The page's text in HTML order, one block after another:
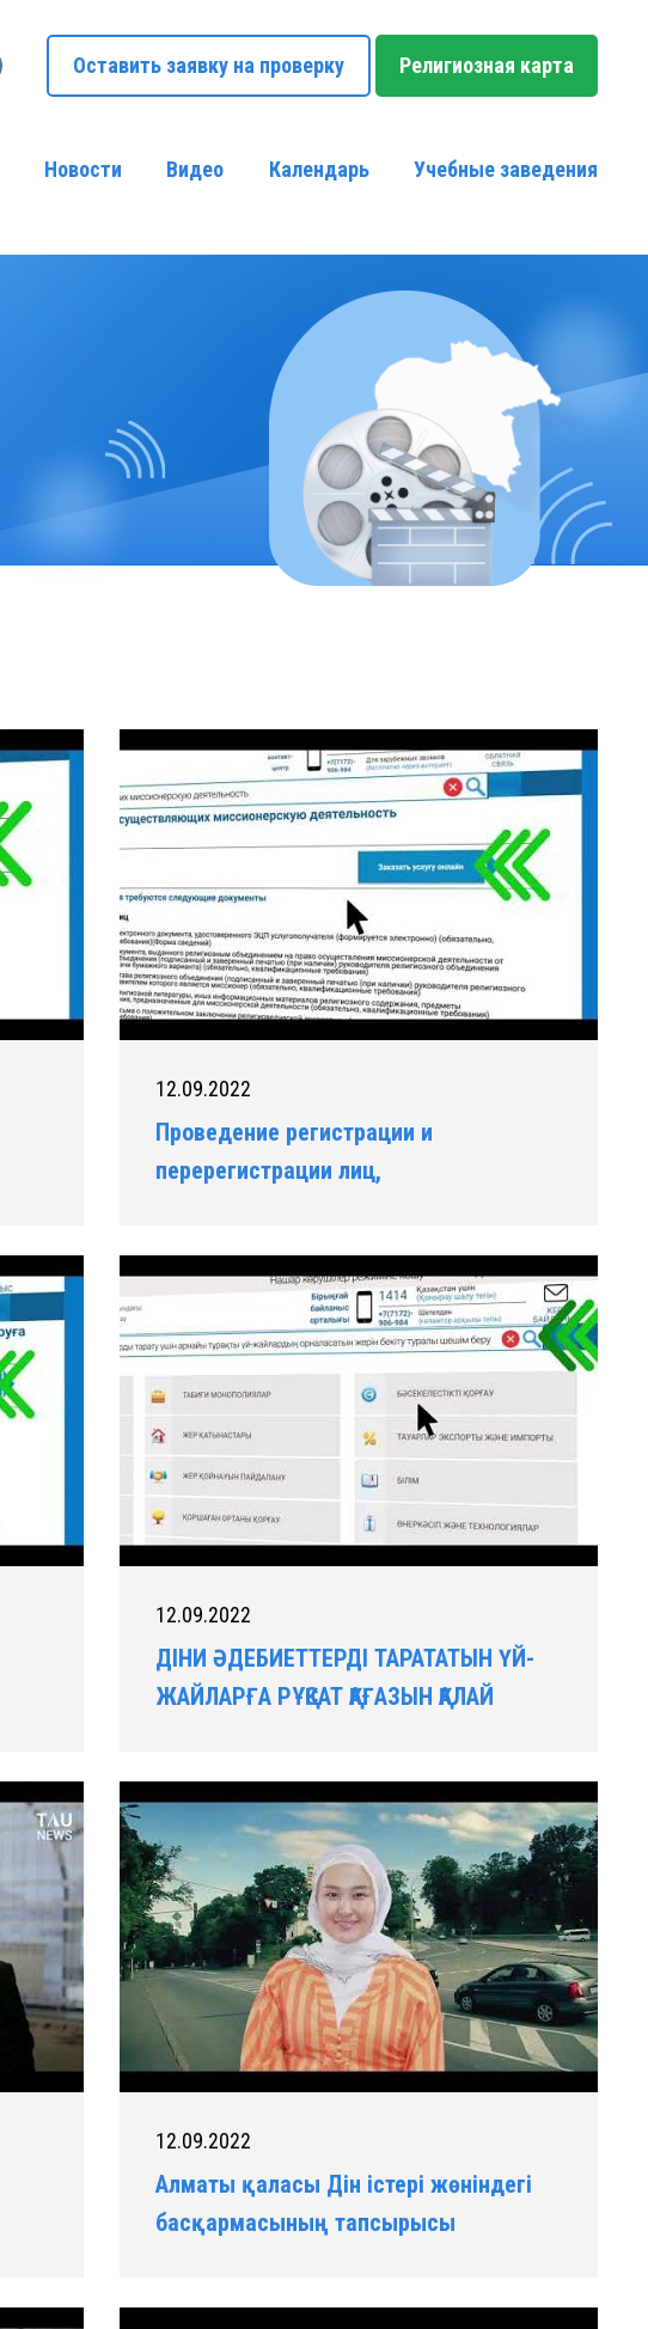
Оставить заявку на проверку Религиозная карта
Новости Видео Календарь Учебные заведения
12.09.2022
Проведение регистрации и
перерегистрации лиц,
12.09.2022
ДІНИ ӘДЕБИЕТТЕРДІ ТАРАТАТЫН ҮЙ-
ЖАЙЛАРҒА РҰҚСАТ ҚАҒАЗЫН ҚАЛАЙ
12.09.2022
Алматы қаласы Дін істері жөніндегі
басқармасының тапсырысы